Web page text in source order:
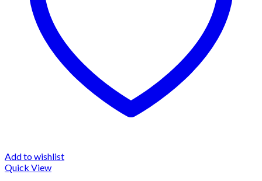
Add to wishlist
Quick View